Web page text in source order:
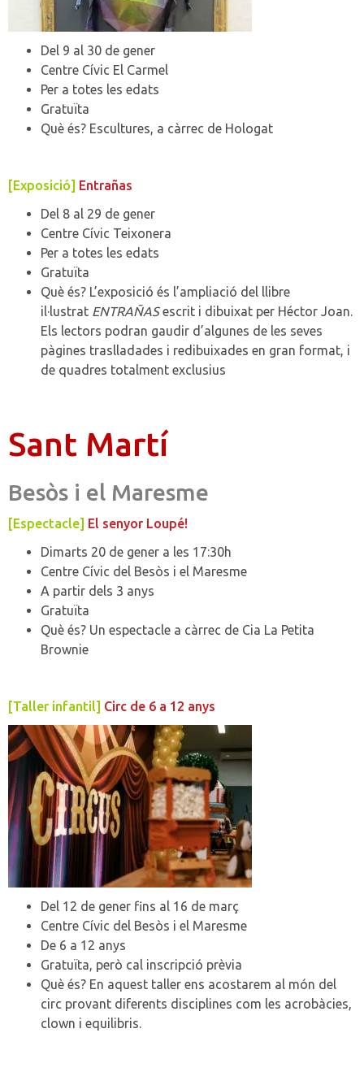
Del 9 al 30 de gener
Centre Cívic El Carmel
Per a totes les edats
Gratuïta
Què és? Escultures, a càrrec de Hologat
[Exposició] Entrañas
Del 8 al 29 de gener
Centre Cívic Teixonera
Per a totes les edats
Gratuïta
Què és? L’exposició és l’ampliació del llibre
il·lustrat ENTRAÑASescrit i dibuixat per Héctor Joan.
Els lectors podran gaudir d’algunes de les seves
pàgines traslladades i redibuixades en gran format, i
de quadres totalment exclusius
Sant Martí
Besòs i el Maresme
[Espectacle] El senyor Loupé!
Dimarts 20 de gener a les 17:30h
Centre Cívic del Besòs i el Maresme
A partir dels 3 anys
Gratuïta
Què és? Un espectacle a càrrec de Cia La Petita
Brownie
[Taller infantil] Circ de 6 a 12 anys
Del 12 de gener fins al 16 de març
Centre Cívic del Besòs i el Maresme
De 6 a 12 anys
Gratuïta, però cal inscripció prèvia
Què és? En aquest taller ens acostarem al món del
circ provant diferents disciplines com les acrobàcies,
clown i equilibris.